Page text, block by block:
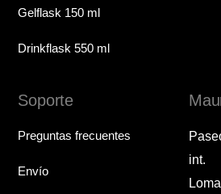
Gelflask 150 ml
Drinkflask 550 ml
Soporte
Preguntas frecuentes
Envío
int.